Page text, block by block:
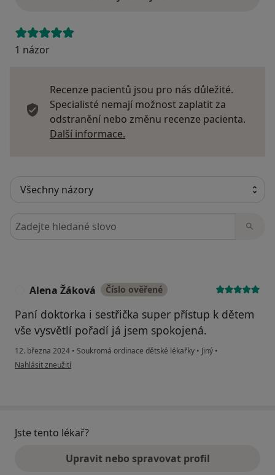
1 názor
Recenze pacientů jsou pro nás důležité.
Specialisté nemají možnost zaplatit za
odstranění nebo změnu recenze pacienta.
Další informace.
Hledejte v názorech
Alena Žáková Číslo ověřené
Paní doktorka i sestřička super přístup k dětem
vše vysvětlí pořadí já jsem spokojená.
12. března 2024 • Soukromá ordinace dětské lékařky • Jiný •
podle názoru uživatele Alena Žáková
Nahlásit zneužití
Jste tento lékař?
Upravit nebo spravovat profil